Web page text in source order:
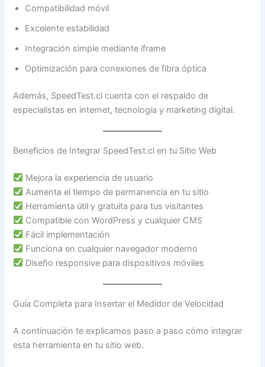
Compatibilidad móvil
Excelente estabilidad
Integración simple mediante iframe
Optimización para conexiones de fibra óptica
Además, SpeedTest.cl cuenta con el respaldo de
especialistas en internet, tecnología y marketing digital.
Beneficios de Integrar SpeedTest.cl en tu Sitio Web
Mejora la experiencia de usuario
Aumenta el tiempo de permanencia en tu sitio
Herramienta útil y gratuita para tus visitantes
Compatible con WordPress y cualquier CMS
Fácil implementación
Funciona en cualquier navegador moderno
Diseño responsive para dispositivos móviles
Guía Completa para Insertar el Medidor de Velocidad
A continuación te explicamos paso a paso cómo integrar
esta herramienta en tu sitio web.